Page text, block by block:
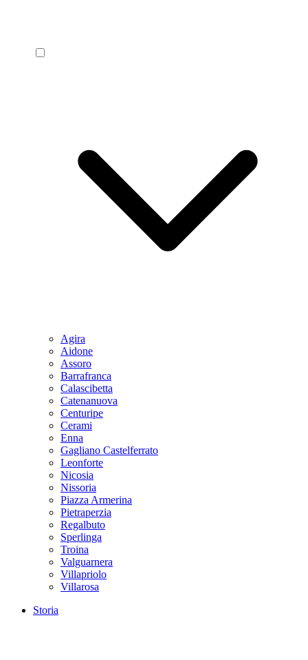
Agira
Aidone
Assoro
Barrafranca
Calascibetta
Catenanuova
Centuripe
Cerami
Enna
Gagliano Castelferrato
Leonforte
Nicosia
Nissoria
Piazza Armerina
Pietraperzia
Regalbuto
Sperlinga
Troina
Valguarnera
Villapriolo
Villarosa
Storia